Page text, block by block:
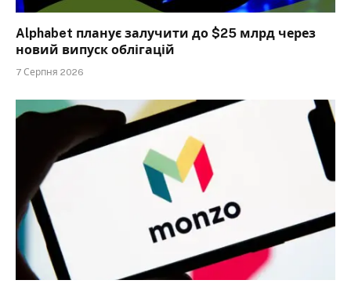
Alphabet планує залучити до $25 млрд через
новий випуск облігацій
7 Серпня 2026